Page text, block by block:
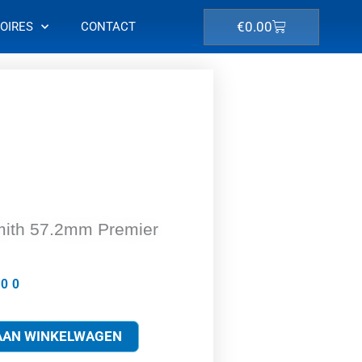
CONTACT €0.00Winkelwagen
57.2mm Premier
WINKELWAGEN